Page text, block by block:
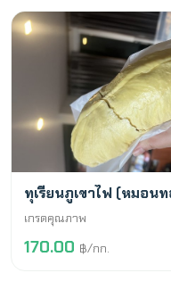
พร้อมขาย
ทุเรียนภูเขาไฟ (หมอน
เกรดคุณภาพ
170.00 ฿/กก.